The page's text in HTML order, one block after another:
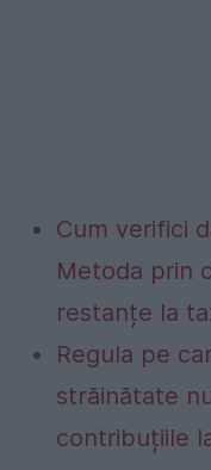
Cum verifici
Metoda prin
restanțe la
Regula pe
străinătate
contribuțiile